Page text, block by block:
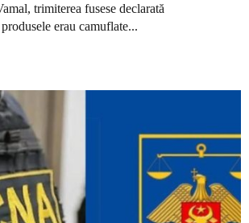
trimiterea fusese declarată
erau camuflate...